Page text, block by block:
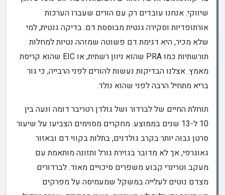
שיווקי. אנחנו עובדים רק עם הורים שעברו הערכות
אורתופדיות וסקירה גנטית מבוססת דם. בדיקה גנטית, למי
שלא מכיר, היא דגימת דם פשוטה שמזהה נטיות למחלות
תורשתיות כמו PRA שהוא ניוון רשתית, או EIC שהוא קריסת
מאמץ. אצלנו הבדיקות נעשות להורים לפני הרבייה, כי גור
בריא מתחיל הרבה לפני שהוא נולד.
תוחלת החיים של לברדור ושל גולדן רטריבר דומה ונעה בין
10 ל-13 שנים בממוצע. מחקרים מסוימים הצביעו על שיעור
סרטן גבוה יותר בקרב גולדנים, בתלות בקווי דם ובאזור
גאוגרפי, אך לא מדובר בגזירת גורל ותזונה מותאמת עם
מעקב וטרינרי קבוע משפרים סיכויים מאוד. לברדורים
מצדם נוטים לעלייה במשקל שמעמיסה על מפרקים